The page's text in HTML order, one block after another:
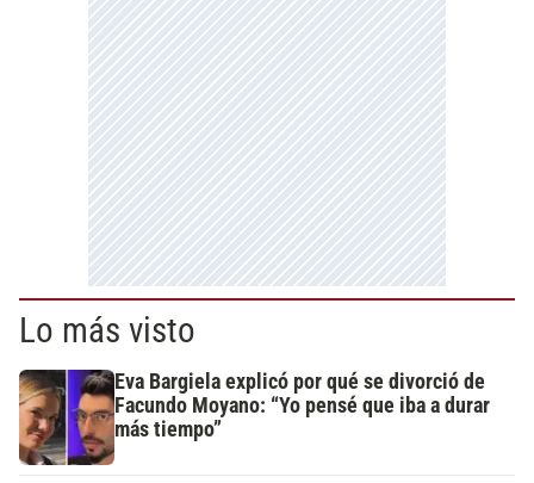
Lo más visto
Eva Bargiela explicó por qué se divorció de
Facundo Moyano: “Yo pensé que iba a durar
más tiempo”